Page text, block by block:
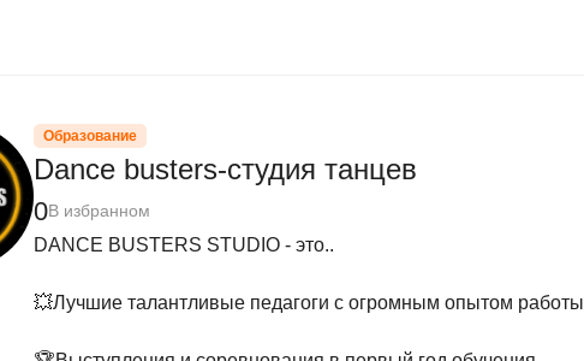
Образование
Dance busters-студия танцев
0В избранном
DANCE BUSTERS STUDIO - это..
💥Лучшие талантливые педагоги с огромным опытом работы